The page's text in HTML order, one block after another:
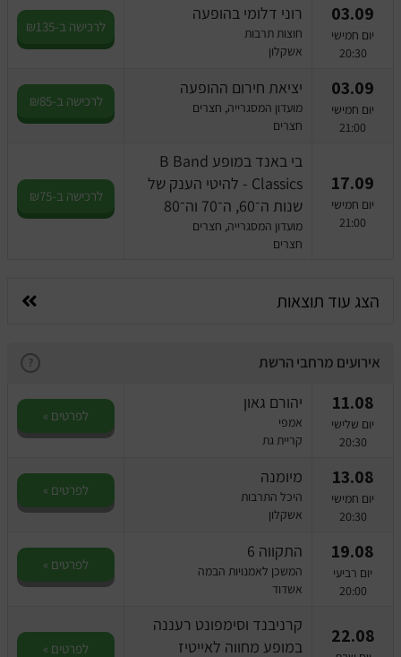
03.09
יום חמישי
20:30
רוני דלומי בהופעה
חוצות תרבות
אשקלון
לרכישה ב-₪135
03.09
יום חמישי
21:00
יציאת חירום ההופעה
מועדון המסגרייה, חצרים
חצרים
לרכישה ב-₪85
17.09
יום חמישי
21:00
בי באנד במופע B Band
Classics - ‏להיטי הענק של
שנות ה־60, ה־70 וה־80
מועדון המסגרייה, חצרים
חצרים
לרכישה ב-₪75
הצג עוד תוצאות
אירועים מרחבי הרשת ?
11.08
יום שלישי
20:30
יהורם גאון
אמפי
קריית גת
לפרטים »
13.08
יום חמישי
20:30
מיומנה
היכל התרבות
אשקלון
לפרטים »
19.08
יום רביעי
20:00
התקווה 6
המשכן לאמנויות הבמה
אשדוד
לפרטים »
22.08
קרניבנד וסימפונט רעננה
במופע מחווה לאייטיז
לפרטים »